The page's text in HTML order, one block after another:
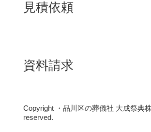
見積依頼
資料請求
Copyright ・品川区の葬儀社 大成祭典
reserved.